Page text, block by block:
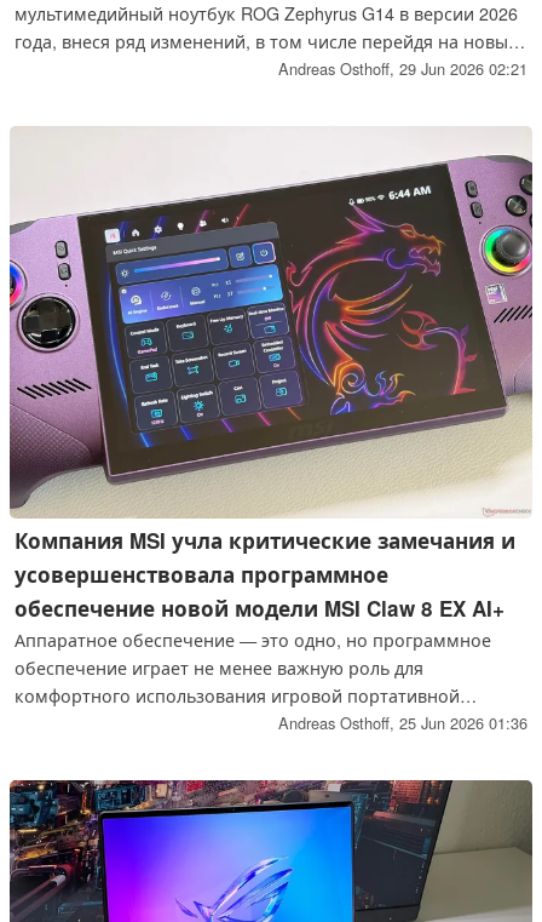
мультимедийный ноутбук ROG Zephyrus G14 в версии 2026
года, внеся ряд изменений, в том числе перейдя на новый
мобильный процессор Intel Panther Lake. Благодаря
работы значительно увеличилось по сравнению с
Andreas Osthoff, 29 Jun 2026 02:21
Компания MSI учла критические замечания и
усовершенствовала программное
обеспечение новой модели MSI Claw 8 EX AI+
Аппаратное обеспечение — это одно, но программное
обеспечение играет не менее важную роль для
комфортного использования игровой портативной
консоли. Компания MSI значительно усовершенствовала
в частности, новое меню быстрых настроек производит
очень благоприятное впечатление.
Andreas Osthoff, 25 Jun 2026 01:36